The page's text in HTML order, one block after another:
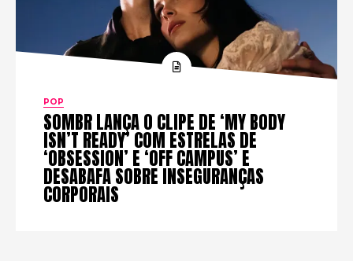
POP
SOMBR LANÇA O CLIPE DE ‘MY BODY
ISN’T READY’ COM ESTRELAS DE
‘OBSESSION’ E ‘OFF CAMPUS’ E
DESABAFA SOBRE INSEGURANÇAS
CORPORAIS